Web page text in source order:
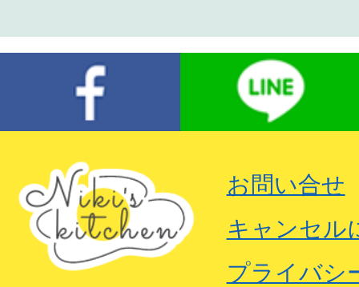
お問い合せ
キャンセル
プライバシ